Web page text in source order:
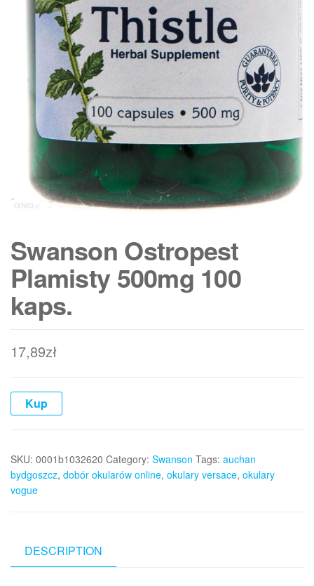
Swanson Ostropest
Plamisty 500mg 100
kaps.
17,89zł
Kup
SKU: 0001b1032620 Category: Swanson Tags: auchan
bydgoszcz, dobór okularów online, okulary versace, okulary
vogue
DESCRIPTION